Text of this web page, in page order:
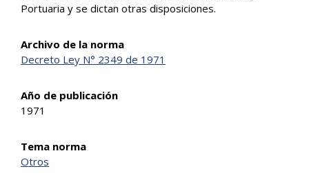
Portuaria y se dictan otras disposiciones.
Archivo de la norma
Decreto Ley N° 2349 de 1971
Año de publicación
1971
Tema norma
Otros